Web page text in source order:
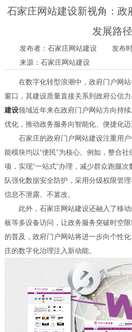
石家庄网站建设新视角：政
发展路径
发布者：石家庄网站建设
发布
来源：石家庄网站建设
在数字化转型浪潮中，政府门户网站
窗口，其建设质量直接关系到政府公信力
建设领域近年来在政府门户网站方向持
优化，推动政务服务向智能化、便捷化迈
石家庄的政府门户网站建设注重用户
能模块均以“便民”为核心。例如，整合
项，实现“一站式”办理，减少群众跑腿
队强化数据安全防护，采用分级权限管
信息不泄露、不篡改。
此外，石家庄网站建设还融入了移动
板等多设备访问，让政务服务突破时空
的普及，政府门户网站将进一步向个性
庄的数字化治理注入新动能。